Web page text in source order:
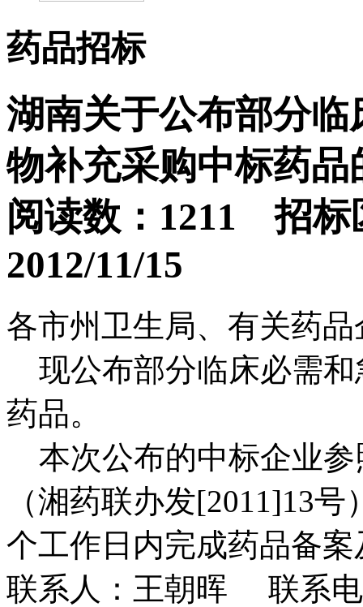
药品招标
湖南关于公布部分
物补充采购中标药品
阅读数：1211 招
2012/11/15
各市州卫生局、有关药品
现公布部分临床必需和
药品。
本次公布的中标企业参
（湘药联办发[2011]13
个工作日内完成药品备
联系人：王朝晖 联系电